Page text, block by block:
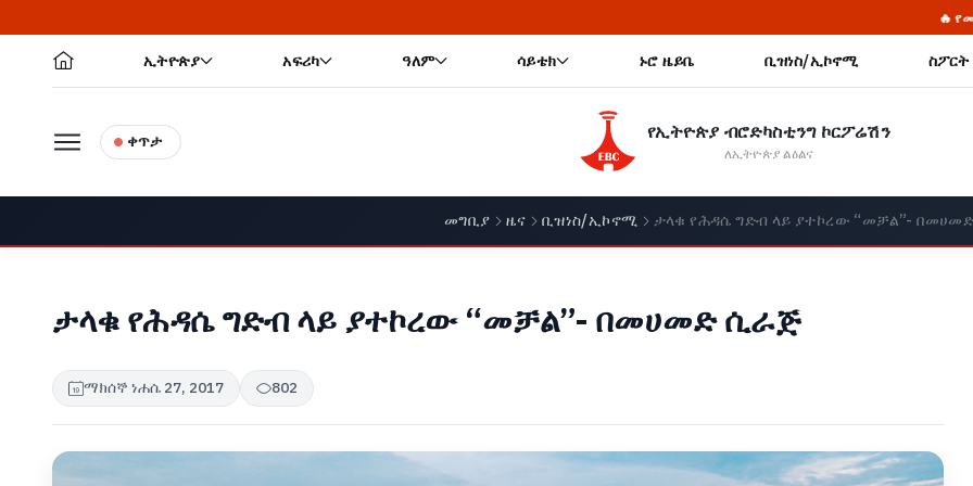
🔥 የመከላከያ ሠራዊት
ኢትዮጵያ አፍሪካ ዓለም ሳይቴክ ኑሮ ዜይቤ ቢዝነስ/ኢኮኖሚ ስፖርት
ቀጥታ የኢትዮጵያ ብሮድካስቲንግ ኮርፖሬሽን
ለኢትዮጵያ ልዕልና
መግቢያ ዜና ቢዝነስ/ኢኮኖሚ ታላቁ የሕዳሴ ግድብ ላይ ያተኮረው “መቻል”-
ታላቁ የሕዳሴ ግድብ ላይ ያተኮረው “መቻል”- በመሀመድ ሲራጅ
ማክሰኞ ነሐሴ 27, 2017 802